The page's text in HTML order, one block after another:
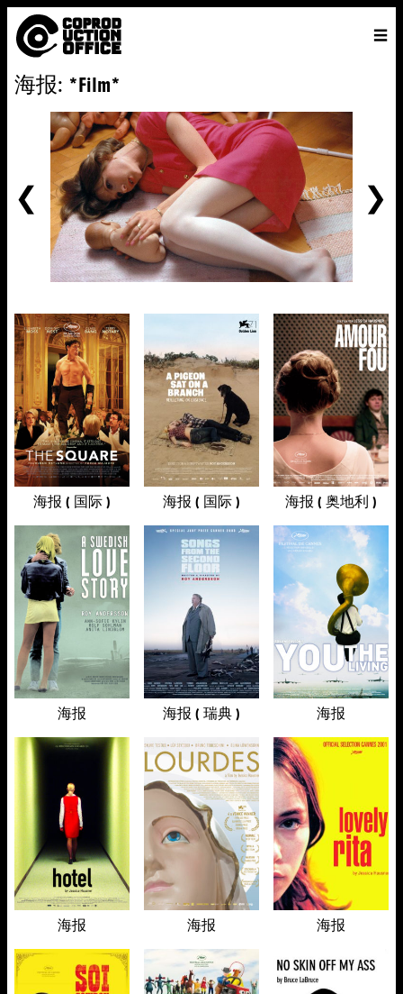
中
文
主页
中文
找
海报: *Film*
海报 ( 国际 ) 海报 ( 国际 ) 海报 ( 奥地利 )
海报 海报 ( 瑞典 ) 海报
海报 海报 海报
前
一